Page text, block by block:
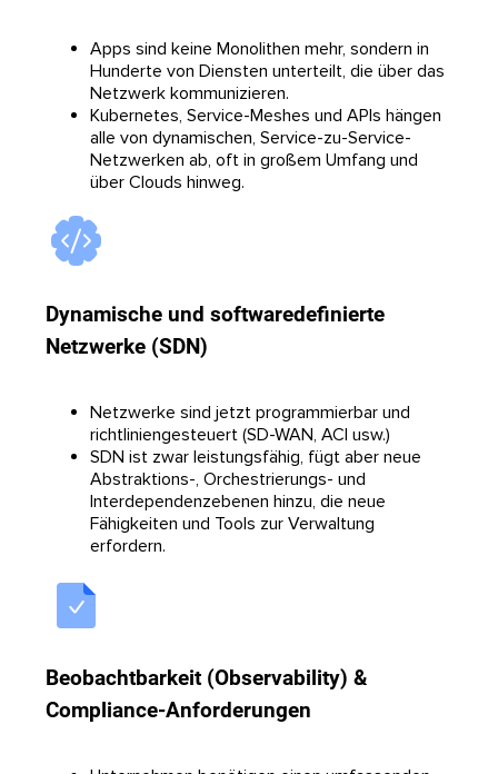
Apps sind keine Monolithen mehr, sondern in
Hunderte von Diensten unterteilt, die über das
Netzwerk kommunizieren.
Kubernetes, Service-Meshes und APIs hängen
alle von dynamischen, Service-zu-Service-
Netzwerken ab, oft in großem Umfang und
über Clouds hinweg.
Dynamische und softwaredefinierte
Netzwerke (SDN)
Netzwerke sind jetzt programmierbar und
richtliniengesteuert (SD-WAN, ACI usw.)
SDN ist zwar leistungsfähig, fügt aber neue
Abstraktions-, Orchestrierungs- und
Interdependenzebenen hinzu, die neue
Fähigkeiten und Tools zur Verwaltung
erfordern.
Beobachtbarkeit (Observability) &
Compliance-Anforderungen